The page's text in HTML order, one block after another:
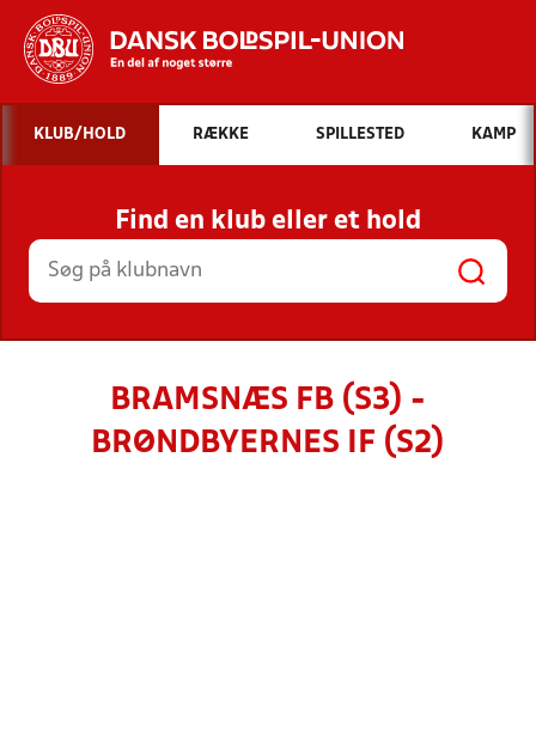
Hvad vil du søge efter?
INDHOLD OG NYHEDER
STILLINGER, RESULTATER, KLUBBER OG
HOLD
KLUB/HOLD RÆKKE SPILLESTED KAMP
Find en klub eller et hold
BRAMSNÆS FB (S3) -
BRØNDBYERNES IF (S2)